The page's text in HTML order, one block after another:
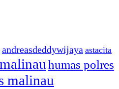
andreasdeddywijaya astacita
humas polres
malinau